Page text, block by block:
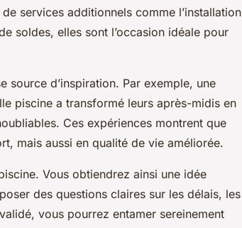
services additionnels comme l’installation
soldes, elles sont l’occasion idéale pour
source d’inspiration. Par exemple, une
piscine a transformé leurs après-midis en
Ces expériences montrent que
mais aussi en qualité de vie améliorée.
Vous obtiendrez ainsi une idée
des questions claires sur les délais, les
vous pourrez entamer sereinement